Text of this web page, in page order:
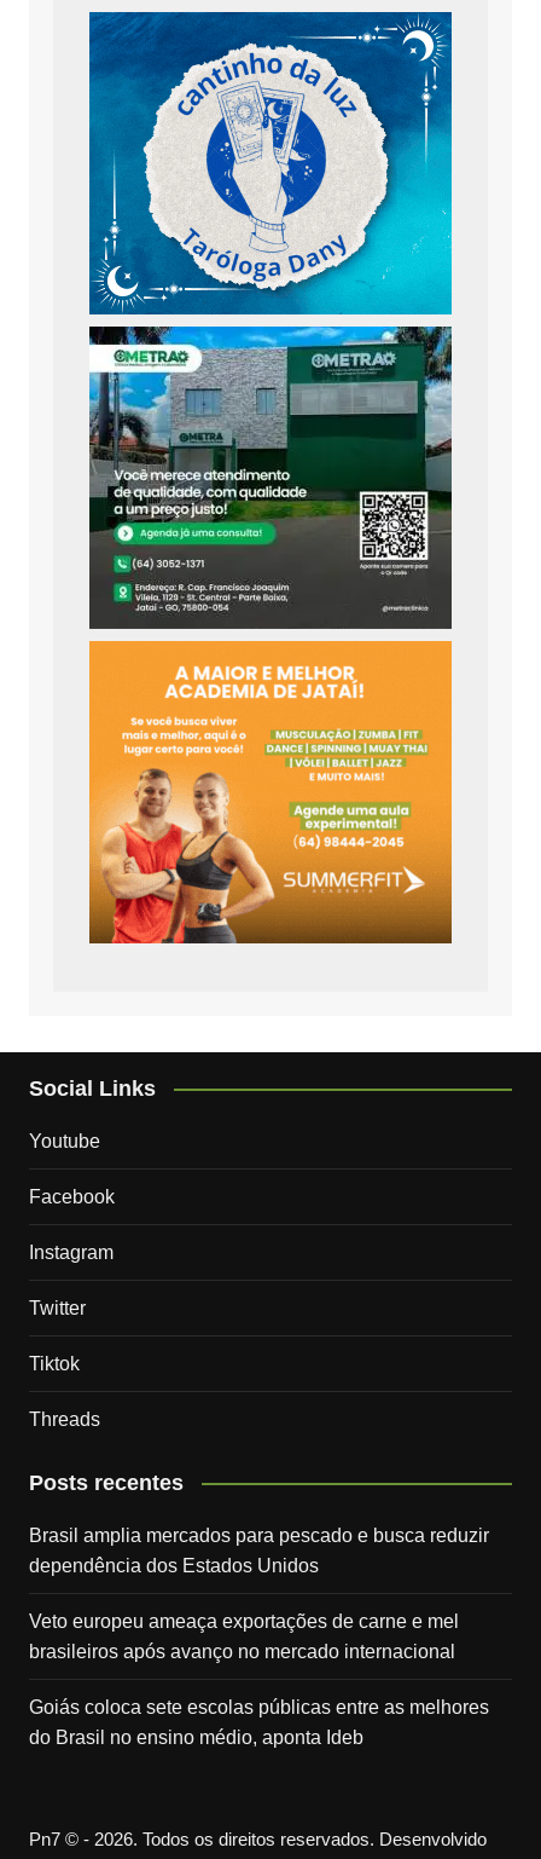
Social Links
Youtube
Facebook
Instagram
Twitter
Tiktok
Threads
Posts recentes
Brasil amplia mercados para pescado e busca reduzir
dependência dos Estados Unidos
Veto europeu ameaça exportações de carne e mel
brasileiros após avanço no mercado internacional
Goiás coloca sete escolas públicas entre as melhores
do Brasil no ensino médio, aponta Ideb
Pn7 © - 2026. Todos os direitos reservados. Desenvolvido